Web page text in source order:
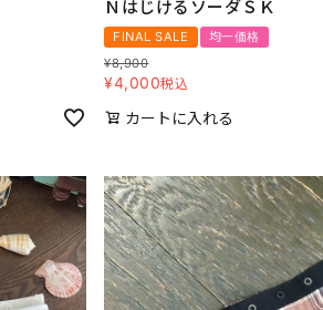
ＮはじけるソーダＳＫ
FINAL SALE
均一価格
¥8,900
¥4,000税込
カートに入れる